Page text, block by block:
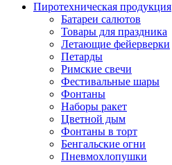
Пиротехническая продукция
Батареи салютов
Товары для праздника
Летающие фейерверки
Петарды
Римские свечи
Фестивальные шары
Фонтаны
Наборы ракет
Цветной дым
Фонтаны в торт
Бенгальские огни
Пневмохлопушки